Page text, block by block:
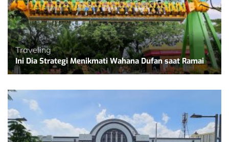
Traveling
Ini Dia Strategi Menikmati Wahana Dufan saat Ramai